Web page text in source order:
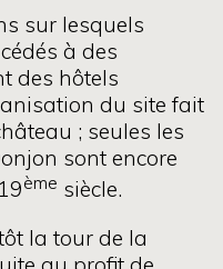
sur lesquels
à des
des hôtels
du site fait
; seules les
sont encore
ème siècle.
la tour de la